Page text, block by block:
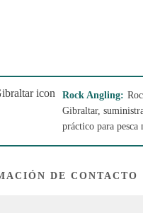
Rock Angling:
Gibraltar,
práctico para pesca
DE CONTACTO